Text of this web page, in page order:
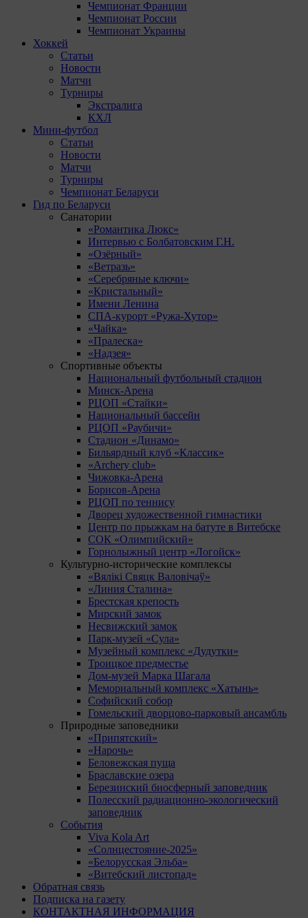
Чемпионат Франции
Чемпионат России
Чемпионат Украины
Хоккей
Статьи
Новости
Матчи
Турниры
Экстралига
КХЛ
Мини-футбол
Статьи
Новости
Матчи
Турниры
Чемпионат Беларуси
Гид по Беларуси
Санатории
«Романтика Люкс»
Интервью с Болбатовским Г.Н.
«Озёрный»
«Ветразь»
«Серебряные ключи»
«Кристальный»
Имени Ленина
СПА-курорт «Ружа-Хутор»
«Чайка»
«Пралеска»
«Надзея»
Спортивные объекты
Национальный футбольный стадион
Минск-Арена
РЦОП «Стайки»
Национальный бассейн
РЦОП «Раубичи»
Стадион «Динамо»
Бильярдный клуб «Классик»
«Archery club»
Чижовка-Арена
Борисов-Арена
РЦОП по теннису
Дворец художественной гимнастики
Центр по прыжкам на батуте в Витебске
СОК «Олимпийский»
Горнолыжный центр «Логойск»
Культурно-исторические комплексы
«Вялікі Свяцк Валовічаў»
«Линия Сталина»
Брестская крепость
Мирский замок
Несвижский замок
Парк-музей «Сула»
Музейный комплекс «Дудутки»
Троицкое предместье
Дом-музей Марка Шагала
Мемориальный комплекс «Хатынь»
Софийский собор
Гомельский дворцово-парковый ансамбль
Природные заповедники
«Припятский»
«Нарочь»
Беловежская пуща
Браславские озера
Березинский биосферный заповедник
Полесский радиационно-экологический
заповедник
События
Viva Kola Art
«Солнцестояние-2025»
«Белорусская Эльба»
«Витебский листопад»
Обратная связь
Подписка на газету
КОНТАКТНАЯ ИНФОРМАЦИЯ